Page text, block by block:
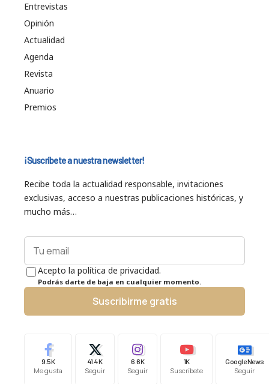
Entrevistas
Opinión
Actualidad
Agenda
Revista
Anuario
Premios
¡Suscríbete a nuestra newsletter!
Recibe toda la actualidad responsable, invitaciones
exclusivas, acceso a nuestras publicaciones históricas, y
mucho más…
Acepto la política de privacidad.
Podrás darte de baja en cualquier momento.
Suscribirme gratis
9.5K
Me gusta
41.4K
Seguir
6.6K
Seguir
1K
Suscríbete
Google News
Seguir